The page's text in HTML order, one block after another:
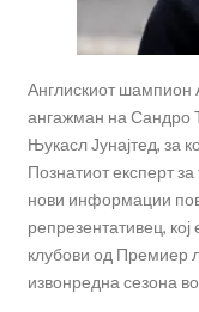
Англискиот шампион
ангажман на Сандро
Њукасл Јунајтед, за
Познатиот експерт
нови информации
репрезентативец,
клубови од Премиер
извонредна сезона